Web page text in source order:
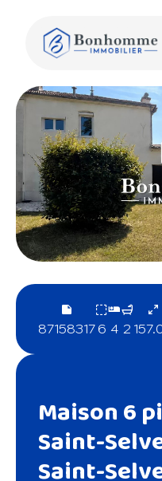
87158317 6 4 2
Maison 6
Saint-
Saint-